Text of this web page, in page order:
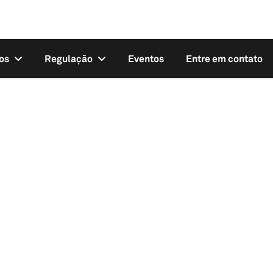
Regulação Eventos Entre em contato